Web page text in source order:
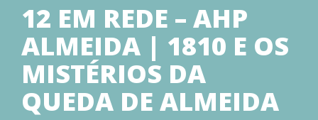
12 EM REDE – AHP
ALMEIDA | 1810 E OS
MISTÉRIOS DA
QUEDA DE ALMEIDA